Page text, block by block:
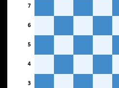
7
6
5
4
3